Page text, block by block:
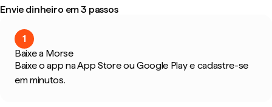
Envie dinheiro em 3 passos
1
Baixe a Morse
Baixe o app na App Store ou Google Play e cadastre-se
em minutos.